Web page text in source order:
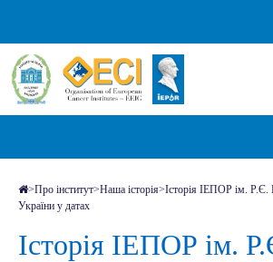
>Про інститут>Наша історія>Історія ІЕПОР ім.
України у датах
Історія ІЕПОР ім.